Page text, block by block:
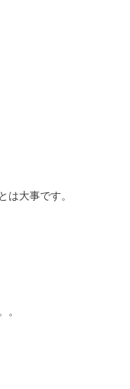
は大事です。
。